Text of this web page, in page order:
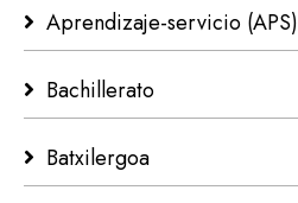
Aprendizaje-servicio (APS)
Bachillerato
Batxilergoa